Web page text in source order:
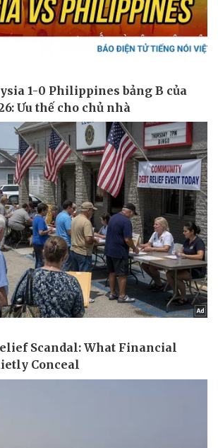
Quân sự - Quốc phòng
Vũ khí
Việt Nam
Phân tích